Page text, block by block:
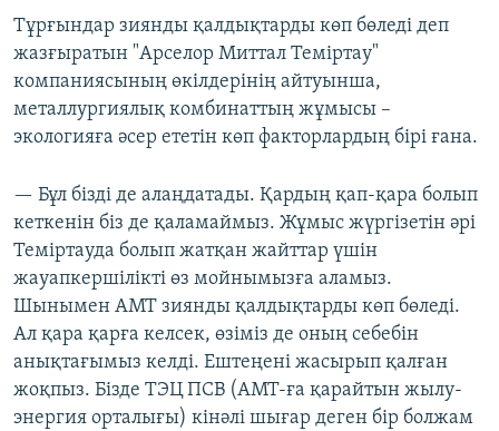
Тұрғындар зиянды қалдықтарды көп бөледі деп
жазғыратын "Арселор Миттал Теміртау"
компаниясының өкілдерінің айтуынша,
металлургиялық комбинаттың жұмысы –
экологияға әсер ететін көп факторлардың бірі ғана.
— Бұл бізді де алаңдатады. Қардың қап-қара болып
кеткенін біз де қаламаймыз. Жұмыс жүргізетін әрі
Теміртауда болып жатқан жайттар үшін
жауапкершілікті өз мойнымызға аламыз.
Шынымен АМТ зиянды қалдықтарды көп бөледі.
Ал қара қарға келсек, өзіміз де оның себебін
анықтағымыз келді. Ештеңені жасырып қалған
жоқпыз. Бізде ТЭЦ ПСВ (АМТ-ға қарайтын жылу-
энергия орталығы) кінәлі шығар деген бір болжам